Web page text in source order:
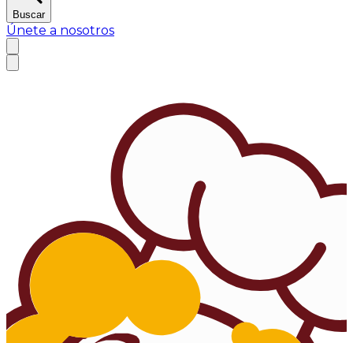
Buscar
Únete a nosotros